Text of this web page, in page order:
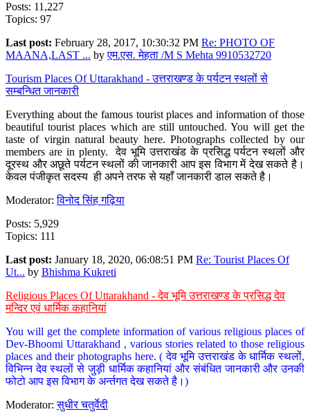
Posts: 11,227
Topics: 97
Last post: February 28, 2017, 10:30:32 PM Re: PHOTO OF
MAANA,LAST ... byएम.एस. मेहता /M S Mehta 9910532720
Tourism Places Of Uttarakhand - उत्तराखण्ड के पर्यटन स्थलों से
सम्बन्धित जानकारी
Everything about the famous tourist places and information of those
beautiful tourist places which are still untouched. You will get the
taste of virgin natural beauty here. Photographs collected by our
members are in plenty. देव भूमि उत्तराखंड के प्रसिद्ध पर्यटन स्थलों और
दूरस्थ और अछूते पर्यटन स्थलों की जानकारी आप इस विभाग में देख सकते है।
केवल पंजीकृत सदस्य ही अपने तरफ से यहाँ जानकारी डाल सकते है।
Moderator:विनोद सिंह गढ़िया
Posts: 5,929
Topics: 111
Last post: January 18, 2020, 06:08:51 PM Re: Tourist Places Of
Ut... by Bhishma Kukreti
Religious Places Of Uttarakhand - देव भूमि उत्तराखण्ड के प्रसिद्ध देव
मन्दिर एवं धार्मिक कहानियां
You will get the complete information of various religious places of
Dev-Bhoomi Uttarakhand , various stories related to those religious
places and their photographs here. ( देव भूमि उत्तराखंड के धार्मिक स्थलों,
विभिन्न देव स्थलों से जुड़ी धार्मिक कहानियां और संबंधित जानकारी और उनकी
फोटो आप इस विभाग के अर्न्तगत देख सकते है।)
Moderator:सुधीर चतुर्वेदी